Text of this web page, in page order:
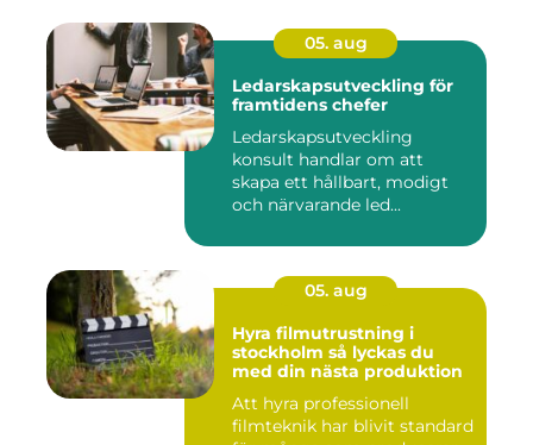
05. aug
Ledarskapsutveckling för
framtidens chefer
Ledarskapsutveckling
konsult handlar om att
skapa ett hållbart, modigt
och närvarande led...
05. aug
Hyra filmutrustning i
stockholm så lyckas du
med din nästa produktion
Att hyra professionell
filmteknik har blivit standard